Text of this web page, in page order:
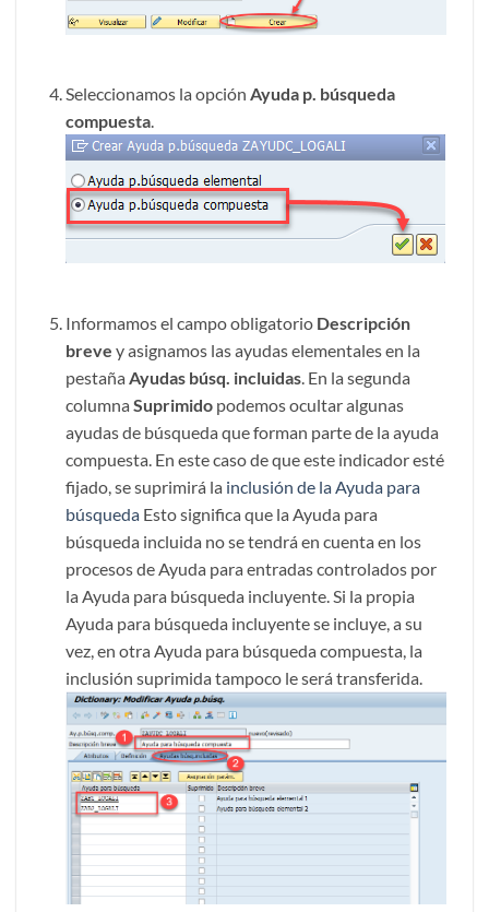
Seleccionamos la opción Ayuda p. búsqueda
compuesta.
Informamos el campo obligatorio Descripción
breve y asignamos las ayudas elementales en la
pestaña Ayudas búsq. incluidas. En la segunda
columna Suprimido podemos ocultar algunas
ayudas de búsqueda que forman parte de la ayuda
compuesta. En este caso de que este indicador esté
fijado, se suprimirá la inclusión de la Ayuda para
búsquedaEsto significa que la Ayuda para
búsqueda incluida no se tendrá en cuenta en los
procesos de Ayuda para entradas controlados por
la Ayuda para búsqueda incluyente. Si la propia
Ayuda para búsqueda incluyente se incluye, a su
vez, en otra Ayuda para búsqueda compuesta, la
inclusión suprimida tampoco le será transferida.